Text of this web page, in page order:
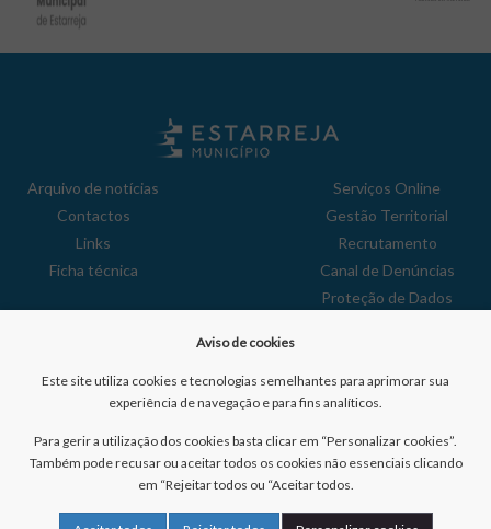
Arquivo de notícias
Contactos
Links
Ficha técnica
Serviços Online
Gestão Territorial
Recrutamento
Canal de Denúncias
Proteção de Dados
Reclamações
41042835
Aviso de cookies
Este site utiliza cookies e tecnologias semelhantes para aprimorar sua
experiência de navegação e para fins analíticos.
Para gerir a utilização dos cookies basta clicar em “Personalizar cookies”.
Também pode recusar ou aceitar todos os cookies não essenciais clicando
em “Rejeitar todos ou “Aceitar todos.